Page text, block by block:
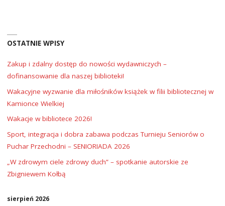
OSTATNIE WPISY
Zakup i zdalny dostęp do nowości wydawniczych –
dofinansowanie dla naszej biblioteki!
Wakacyjne wyzwanie dla miłośników książek w filii bibliotecznej w
Kamionce Wielkiej
Wakacje w bibliotece 2026!
Sport, integracja i dobra zabawa podczas Turnieju Seniorów o
Puchar Przechodni – SENIORIADA 2026
„W zdrowym ciele zdrowy duch” – spotkanie autorskie ze
Zbigniewem Kołbą
sierpień 2026